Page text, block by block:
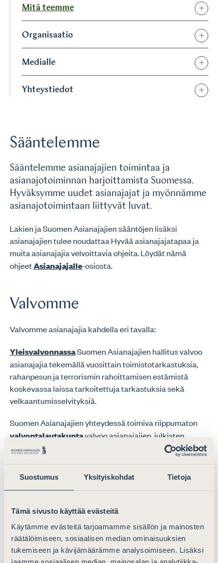
Suostumus Yksityiskohdat Tietoja
Tämä sivusto käyttää evästeitä
Käytämme evästeitä tarjoamamme sisällön ja mainosten
räätälöimiseen, sosiaalisen median ominaisuuksien
tukemiseen ja kävijämäärämme analysoimiseen. Lisäksi
Mitä teemme
Organisaatio
Medialle
Yhteystiedot
Sääntelemme
Sääntelemme asianajajien toimintaa ja
asianajotoiminnan harjoittamista Suomessa.
Hyväksymme uudet asianajajat ja myönnämme
asianajotoimintaan liittyvät luvat.
Lakien ja Suomen Asianajajien sääntöjen lisäksi
asianajajien tulee noudattaa Hyvää asianajajatapaa ja
muita asianajajia velvoittavia ohjeita. Löydät nämä
ohjeetAsianajajalle-osiosta.
Valvomme
Valvomme asianajajia kahdella eri tavalla:
YleisvalvonnassaSuomen Asianajajien hallitus valvoo
asianajajia tekemällä vuosittain toimistotarkastuksia,
rahanpesun ja terrorismin rahoittamisen estämistä
koskevassa laissa tarkoitettuja tarkastuksia sekä
velkaantumisselvityksiä.
Suomen Asianajajien yhteydessä toimiva riippumaton
valvontalautakuntavalvoo asianajajien, julkisten
oikeusavustajien ja luvan saaneiden
oikeudenkäyntiavustajien ammatillista toimintaa.
Asianajajan toimintaan tyytymätön voi tehdä kantelun
Koulutamme
Asianajajilla on 18 tunnin vuotuinen
kouluttautumisvelvollisuus. Järjestämme jäsenillemme